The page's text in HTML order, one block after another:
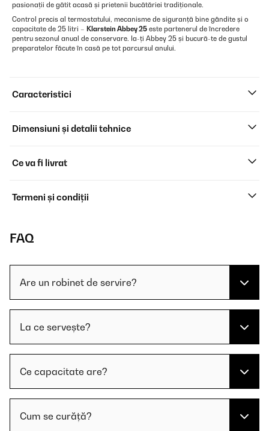
pasionații de gătit acasă și prietenii bucătăriei tradiționale.
Control precis al termostatului, mecanisme de siguranță bine gândite și o
capacitate de 25 litri – Klarstein Abbey 25 este partenerul de încredere
pentru sezonul anual de conservare. Ia-ți Abbey 25 și bucură-te de gustul
preparatelor făcute în casă pe tot parcursul anului.
Caracteristici
Dimensiuni și detalii tehnice
Ce va fi livrat
Termeni și condiții
FAQ
Are un robinet de servire?
La ce servește?
Ce capacitate are?
Cum se curăță?